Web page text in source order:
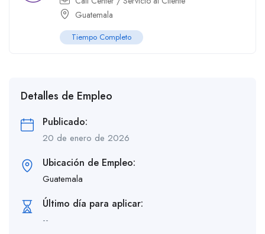
Guatemala
Tiempo Completo
Detalles de Empleo
Publicado:
20 de enero de 2026
Ubicación de Empleo:
Guatemala
Último día para aplicar:
--